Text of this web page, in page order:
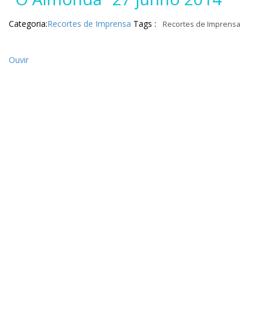
Categoria:Recortes de Imprensa Tags : Recortes de Imprensa
Ouvir